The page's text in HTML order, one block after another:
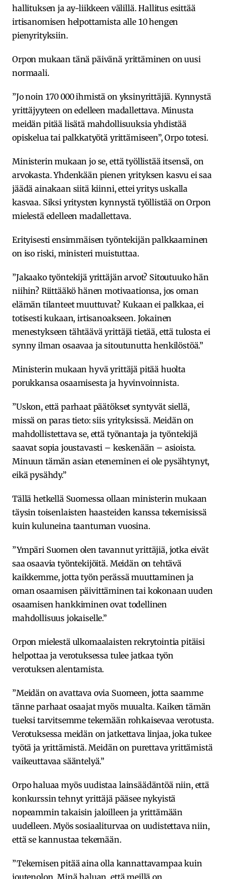
hallituksen ja ay-liikkeen välillä. Hallitus esittää
irtisanomisen helpottamista alle 10 hengen
pienyrityksiin.
Orpon mukaan tänä päivänä yrittäminen on uusi
normaali.
”Jo noin 170 000 ihmistä on yksinyrittäjiä. Kynnystä
yrittäjyyteen on edelleen madallettava. Minusta
meidän pitää lisätä mahdollisuuksia yhdistää
opiskelua tai palkkatyötä yrittämiseen”, Orpo totesi.
Ministerin mukaan jo se, että työllistää itsensä, on
arvokasta. Yhdenkään pienen yrityksen kasvu ei saa
jäädä ainakaan siitä kiinni, ettei yritys uskalla
kasvaa. Siksi yritysten kynnystä työllistää on Orpon
mielestä edelleen madallettava.
Erityisesti ensimmäisen työntekijän palkkaaminen
on iso riski, ministeri muistuttaa.
”Jakaako työntekijä yrittäjän arvot? Sitoutuuko hän
niihin? Riittääkö hänen motivaationsa, jos oman
elämän tilanteet muuttuvat? Kukaan ei palkkaa, ei
totisesti kukaan, irtisanoakseen. Jokainen
menestykseen tähtäävä yrittäjä tietää, että tulosta ei
synny ilman osaavaa ja sitoutunutta henkilöstöä.”
Ministerin mukaan hyvä yrittäjä pitää huolta
porukkansa osaamisesta ja hyvinvoinnista.
”Uskon, että parhaat päätökset syntyvät siellä,
missä on paras tieto: siis yrityksissä. Meidän on
mahdollistettava se, että työnantaja ja työntekijä
saavat sopia joustavasti – keskenään – asioista.
Minuun tämän asian eteneminen ei ole pysähtynyt,
eikä pysähdy.”
Tällä hetkellä Suomessa ollaan ministerin mukaan
täysin toisenlaisten haasteiden kanssa tekemisissä
kuin kuluneina taantuman vuosina.
”Ympäri Suomen olen tavannut yrittäjiä, jotka eivät
saa osaavia työntekijöitä. Meidän on tehtävä
kaikkemme, jotta työn perässä muuttaminen ja
oman osaamisen päivittäminen tai kokonaan uuden
osaamisen hankkiminen ovat todellinen
mahdollisuus jokaiselle.”
Orpon mielestä ulkomaalaisten rekrytointia pitäisi
helpottaa ja verotuksessa tulee jatkaa työn
verotuksen alentamista.
”Meidän on avattava ovia Suomeen, jotta saamme
tänne parhaat osaajat myös muualta. Kaiken tämän
tueksi tarvitsemme tekemään rohkaisevaa verotusta.
Verotuksessa meidän on jatkettava linjaa, joka tukee
työtä ja yrittämistä. Meidän on purettava yrittämistä
vaikeuttavaa sääntelyä.”
Orpo haluaa myös uudistaa lainsäädäntöä niin, että
konkurssin tehnyt yrittäjä pääsee nykyistä
nopeammin takaisin jaloilleen ja yrittämään
uudelleen. Myös sosiaaliturvaa on uudistettava niin,
että se kannustaa tekemään.
”Tekemisen pitää aina olla kannattavampaa kuin
joutenolon. Minä haluan, että meillä on